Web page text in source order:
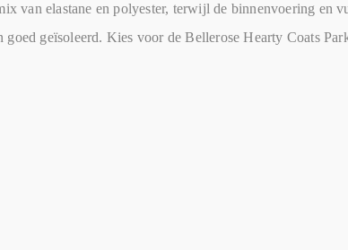
van elastane en polyester, terwijl de binnenvoering
goed geïsoleerd. Kies voor de Bellerose Hearty Coats